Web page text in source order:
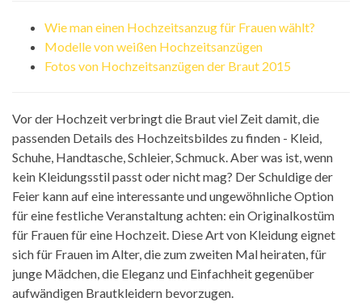
Wie man einen Hochzeitsanzug für Frauen wählt?
Modelle von weißen Hochzeitsanzügen
Fotos von Hochzeitsanzügen der Braut 2015
Vor der Hochzeit verbringt die Braut viel Zeit damit, die
passenden Details des Hochzeitsbildes zu finden - Kleid,
Schuhe, Handtasche, Schleier, Schmuck. Aber was ist, wenn
kein Kleidungsstil passt oder nicht mag? Der Schuldige der
Feier kann auf eine interessante und ungewöhnliche Option
für eine festliche Veranstaltung achten: ein Originalkostüm
für Frauen für eine Hochzeit. Diese Art von Kleidung eignet
sich für Frauen im Alter, die zum zweiten Mal heiraten, für
junge Mädchen, die Eleganz und Einfachheit gegenüber
aufwändigen Brautkleidern bevorzugen.